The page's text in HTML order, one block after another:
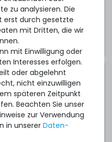
auf die
zu analysieren. Die
erst durch gesetzte
mit Dritten, die wir
mit Einwilligung oder
Interesses erfolgen.
oder abgelehnt
nicht einzuwilligen
späteren Zeitpunkt
Beachten Sie unser
zur Verwendung
in unserer Daten­